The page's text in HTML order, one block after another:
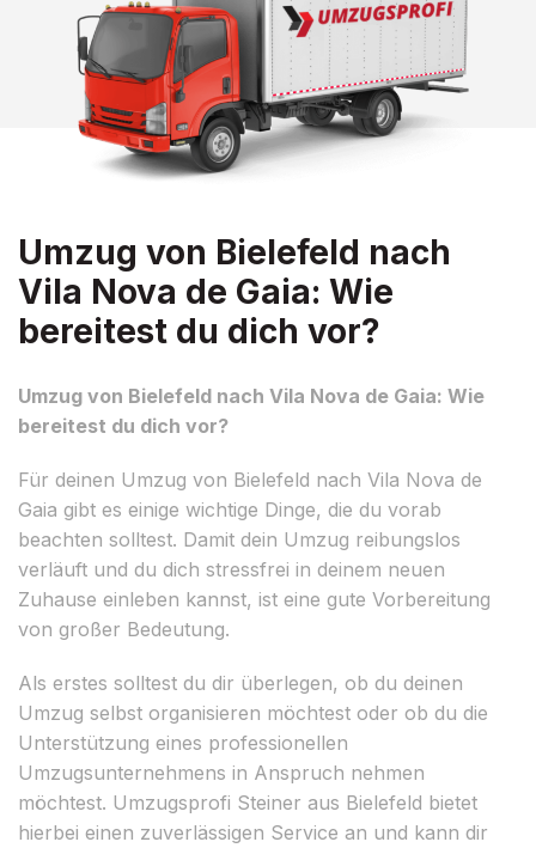
Umzug von Bielefeld nach
Vila Nova de Gaia: Wie
bereitest du dich vor?
Umzug von Bielefeld nach Vila Nova de Gaia: Wie
bereitest du dich vor?
Für deinen Umzug von Bielefeld nach Vila Nova de
Gaia gibt es einige wichtige Dinge, die du vorab
beachten solltest. Damit dein Umzug reibungslos
verläuft und du dich stressfrei in deinem neuen
Zuhause einleben kannst, ist eine gute Vorbereitung
von großer Bedeutung.
Als erstes solltest du dir überlegen, ob du deinen
Umzug selbst organisieren möchtest oder ob du die
Unterstützung eines professionellen
Umzugsunternehmens in Anspruch nehmen
möchtest. Umzugsprofi Steiner aus Bielefeld bietet
hierbei einen zuverlässigen Service an und kann dir